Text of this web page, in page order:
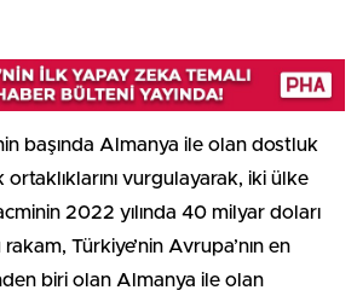
başında Almanya ile olan dostluk
ortaklıklarını vurgulayarak, iki ülke
2022 yılında 40 milyar doları
rakam, Türkiye’nin Avrupa’nın en
biri olan Almanya ile olan